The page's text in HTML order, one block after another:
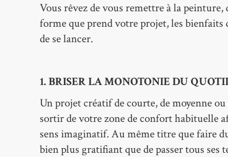
Vous rêvez de vous remettre à la
forme que prend votre projet, les bienfaits
de se lancer.
1. BRISER LA MONOTONIE DU
Un projet créatif de courte, de moyenne
sortir de votre zone de confort habituelle
sens imaginatif. Au même titre que faire
bien plus gratifiant que de passer tous ses